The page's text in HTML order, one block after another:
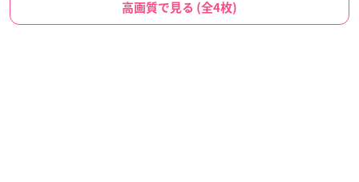
高画質で見る (全4枚)